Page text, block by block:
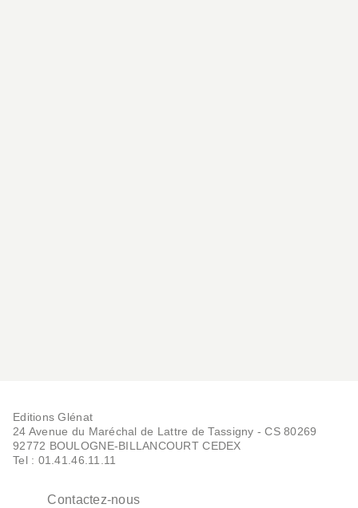
Editions Glénat
24 Avenue du Maréchal de Lattre de Tassigny - CS 80269
92772 BOULOGNE-BILLANCOURT CEDEX
Tel : 01.41.46.11.11
Contactez-nous